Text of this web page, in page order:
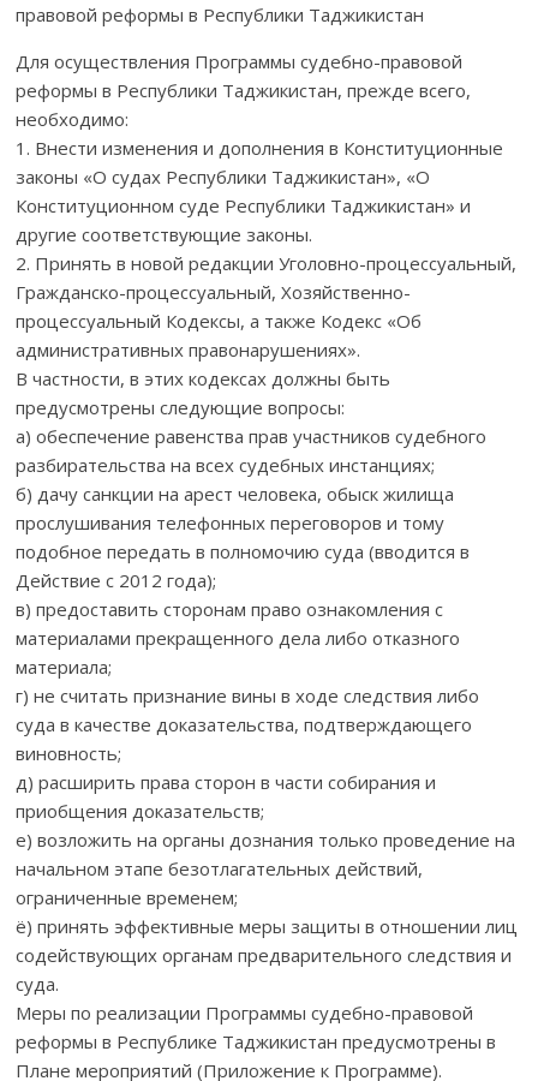
правовой реформы в Республики Таджикистан
Для осуществления Программы судебно-правовой
реформы в Республики Таджикистан, прежде всего,
необходимо:
1. Внести изменения и дополнения в Конституционные
законы «О судах Республики Таджикистан», «О
Конституционном суде Республики Таджикистан» и
другие соответствующие законы.
2. Принять в новой редакции Уголовно-процессуальный,
Гражданско-процессуальный, Хозяйственно-
процессуальный Кодексы, а также Кодекс «Об
административных правонарушениях».
В частности, в этих кодексах должны быть
предусмотрены следующие вопросы:
а) обеспечение равенства прав участников судебного
разбирательства на всех судебных инстанциях;
б) дачу санкции на арест человека, обыск жилища
прослушивания телефонных переговоров и тому
подобное передать в полномочию суда (вводится в
Действие с 2012 года);
в) предоставить сторонам право ознакомления с
материалами прекращенного дела либо отказного
материала;
г) не считать признание вины в ходе следствия либо
суда в качестве доказательства, подтверждающего
виновность;
д) расширить права сторон в части собирания и
приобщения доказательств;
е) возложить на органы дознания только проведение на
начальном этапе безотлагательных действий,
ограниченные временем;
ё) принять эффективные меры защиты в отношении лиц
содействующих органам предварительного следствия и
суда.
Меры по реализации Программы судебно-правовой
реформы в Республике Таджикистан предусмотрены в
Плане мероприятий (Приложение к Программе).